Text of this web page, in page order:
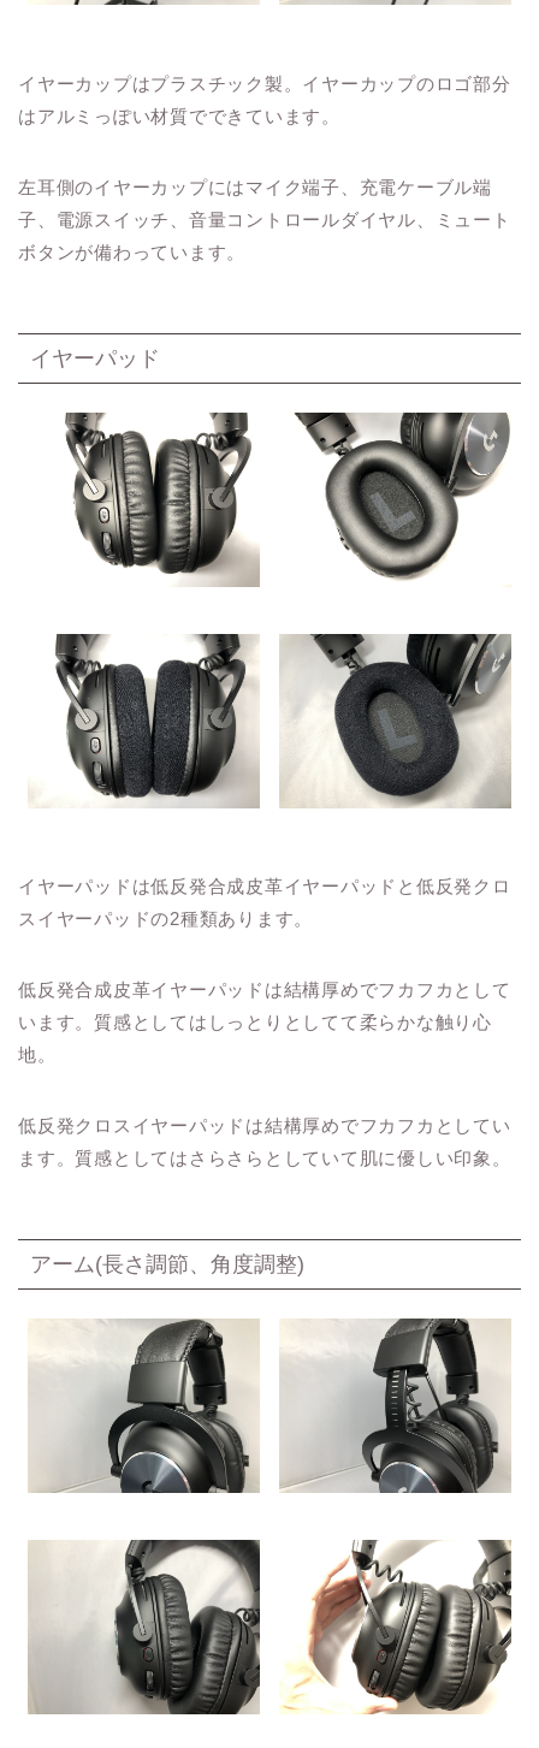
イヤーカップはプラスチック製。イヤーカップのロゴ部分
はアルミっぽい材質でできています。
左耳側のイヤーカップにはマイク端子、充電ケーブル端
子、電源スイッチ、音量コントロールダイヤル、ミュート
ボタンが備わっています。
イヤーパッド
イヤーパッドは低反発合成皮革イヤーパッドと低反発クロ
スイヤーパッドの2種類あります。
低反発合成皮革イヤーパッドは結構厚めでフカフカとして
います。質感としてはしっとりとしてて柔らかな触り心
地。
低反発クロスイヤーパッドは結構厚めでフカフカとしてい
ます。質感としてはさらさらとしていて肌に優しい印象。
アーム(長さ調節、角度調整)